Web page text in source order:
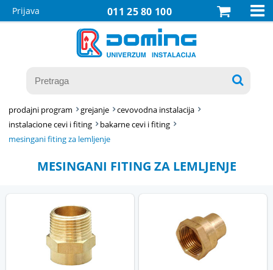
011 25 80 100
Prijava 

prodajni program grejanje
cevovodna instalacija
instalacione cevi i fiting
bakarne cevi i fiting
mesingani fiting za lemljenje
MESINGANI FITING ZA LEMLJENJE